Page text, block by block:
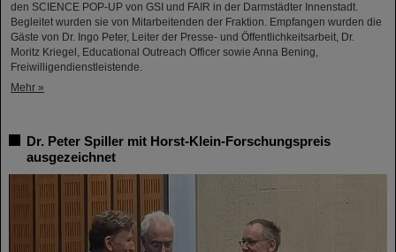
den SCIENCE POP-UP von GSI und FAIR in der Darmstädter Innenstadt.
Begleitet wurden sie von Mitarbeitenden der Fraktion. Empfangen wurden die
Gäste von Dr. Ingo Peter, Leiter der Presse- und Öffentlichkeitsarbeit, Dr.
Moritz Kriegel, Educational Outreach Officer sowie Anna Bening,
Freiwilligendienstleistende.
Mehr »
Dr. Peter Spiller mit Horst-Klein-Forschungspreis
ausgezeichnet